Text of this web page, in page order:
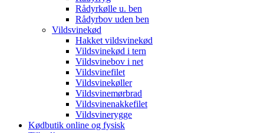
Rådyrkølle u. ben
Rådyrbov uden ben
Vildsvinekød
Hakket vildsvinekød
Vildsvinekød i tern
Vildsvinebov i net
Vildsvinefilet
Vildsvinekøller
Vildsvinemørbrad
Vildsvinenakkefilet
Vildsvinerygge
Kødbutik online og fysisk